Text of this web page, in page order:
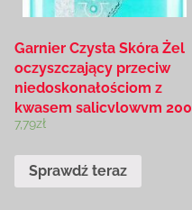
Garnier Czysta Skóra Żel
oczyszczający przeciw
niedoskonałościom z
kwasem salicylowym 200
ml
7,79zł
Sprawdź teraz